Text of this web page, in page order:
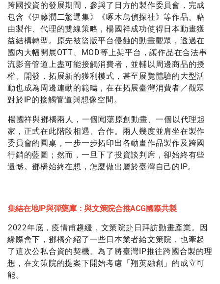
跨國投資的發展期間，參與了日方的製作委員會，完成
包含《伊藤潤二驚選集》《啄木鳥偵探社》等作品。藉
由製作、代理的雙線策略，楊國祥成功使得日本動畫獲
益結構轉型。原先被盜版平台侵蝕的動畫觀眾，透過在
國內大幅開展OTT、MOD等上架平台，讓作品在合法串
流影音管道上盡可能接觸消費者，並輔以周邊商品的授
權、開發，拓展新的獲利模式，甚至展覽體驗的大型活
動也成為周邊連動的範疇，在在拓展臺灣消費者／觀眾
對於IP的接觸管道與想像空間。
楊國祥與鄧橋兩人，一個闖蕩原創動畫、一個以代理起
家，正式在此階段相遇、合作。兩人幾度並肩坐在製作
委員會的圓桌，一步一步拓印出各動畫作品製作及跨國
行銷的藍圖；然而，一旦下了投資談判席，卻始終有些
遺憾。鄧橋始終在想，怎麼做出屬於臺灣自己的IP。
集結在地IP與彈藥庫：與文策院合推ACG國際共製
2022年底，疫情甫趨緩，文策院赴日拜訪動畫產業。因
緣際會下，鄧橋介紹了一些日本業者給文策院，也牽起
了這次公私合資的契機。為了將臺灣IP推往跨國合製的理
想，在文策院的提案下開始考慮「翔英融創」的成立可
能。